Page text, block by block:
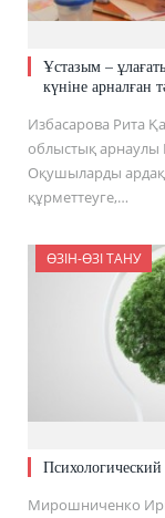
Ұстазым –
күніне арналған
Избасарова Рита
облыстық
Оқушыларды
құрметтеуге,…
ӨЗІН-ӨЗІ ТАНУ
Мирошниченко